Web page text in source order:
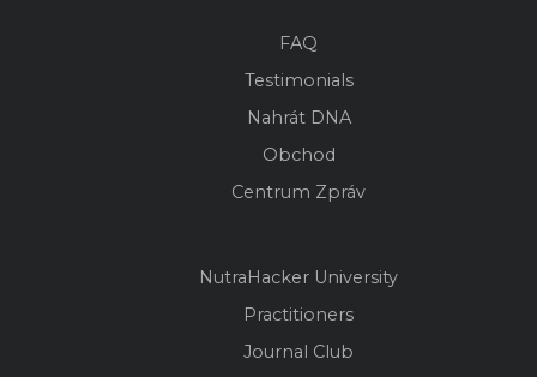
FAQ
Testimonials
Nahrát DNA
Obchod
Centrum Zpráv
NutraHacker University
Practitioners
Journal Club